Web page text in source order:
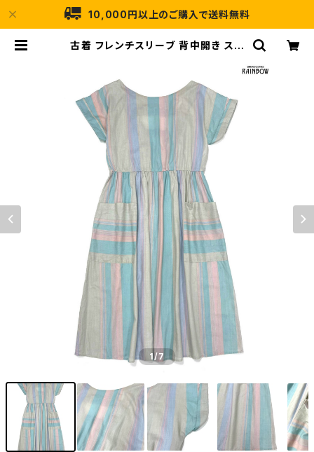
10,000円以上のご購入で送料無料
古着 フレンチスリーブ 背中開き スト
ピース ピンク ベージュ 緑 (otu240
5146) | 古着屋RAINBOW
1/7